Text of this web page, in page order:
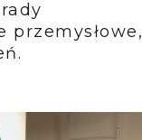
przemysłowe,